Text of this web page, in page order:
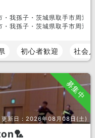
我孫子・茨城県取手市周辺
我孫子・茨城県取手市周辺
初心者歓迎 社会
募集中
更新日：2026年08月08日(土)